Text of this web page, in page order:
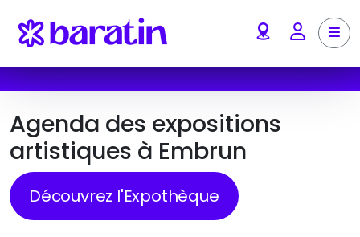
Account
Agenda des expositions
artistiques à Embrun
Découvrez l'Expothèque